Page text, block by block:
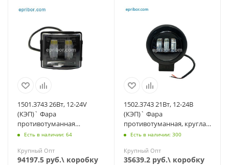
1501.3743 26Вт, 12-24V
(КЭП)` Фара
противотуманная
прямоугольная
2Cree
Есть в наличии: 64
Крупный Опт
94197.5 руб.\ коробку
1502.3743 21Вт, 12-24В
(КЭП)` Фара
противотуманная, круглая,
светодиодная 2100 Lm,
Есть в наличии: 300
Крупный Опт
35639.2 руб.\ коробку